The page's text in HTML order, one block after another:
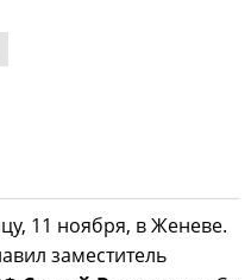
11 ноября, в Женеве.
заместитель